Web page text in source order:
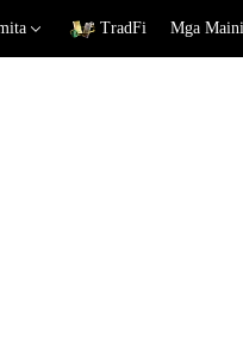
TradFi Mga